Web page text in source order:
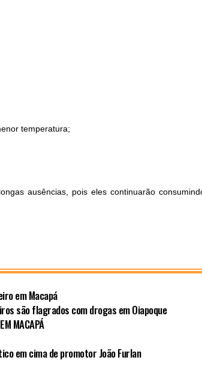
temperatura;
ausências, pois eles continuarão
em Macapá
são flagrados com drogas em Oiapoque
MACAPÁ
em cima de promotor João Furlan